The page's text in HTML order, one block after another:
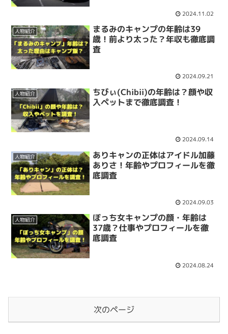
2024.11.02
人物紹介
まるみのキャンプの年齢は39
歳！前より太った？年収も徹底調
査
2024.09.21
人物紹介
ちびぃ(Chibii)の年齢は？顔や収
入ペットまで徹底調査！
2024.09.14
人物紹介
ありキャンの正体はアイドル加藤
ありさ！年齢やプロフィールを徹
底調査
2024.09.03
人物紹介
ぼっち女キャンプの顔・年齢は
37歳？仕事やプロフィールを徹
底調査
2024.08.24
次のページ